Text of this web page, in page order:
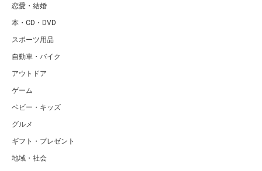
恋愛・結婚
本・CD・DVD
スポーツ用品
自動車・バイク
アウトドア
ゲーム
ベビー・キッズ
グルメ
ギフト・プレゼント
地域・社会